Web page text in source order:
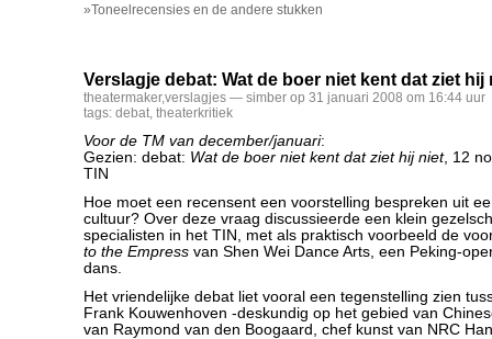
»Toneelrecensies en de andere stukken
Verslagje debat: Wat de boer niet kent dat ziet hij
theatermaker,verslagjes — simber op 31 januari 2008 om 16:44 uur
tags: debat, theaterkritiek
Voor de TM van december/januari:
Gezien: debat: Wat de boer niet kent dat ziet hij niet, 12
TIN
Hoe moet een recensent een voorstelling bespreken uit
cultuur? Over deze vraag discussieerde een klein
specialisten in het TIN, met als praktisch voorbeeld de
to the Empress van Shen Wei Dance Arts, een Peking-
dans.
Het vriendelijke debat liet vooral een tegenstelling zien
Frank Kouwenhoven -deskundig op het gebied van
van Raymond van den Boogaard, chef kunst van NRC